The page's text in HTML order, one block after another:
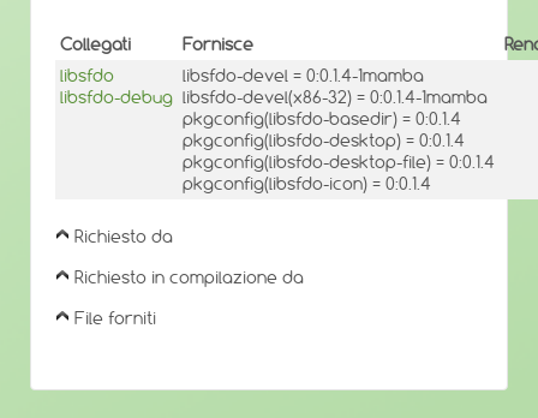
Collegati Fornisce
libsfdo
libsfdo-debug
libsfdo-devel = 0:0.1.4-1mamba
libsfdo-devel(x86-32) = 0:0.1.4-1mamba
pkgconfig(libsfdo-basedir) = 0:0.1.4
pkgconfig(libsfdo-desktop) = 0:0.1.4
pkgconfig(libsfdo-desktop-file) = 0:0.1.4
pkgconfig(libsfdo-icon) = 0:0.1.4
Richiesto da
Richiesto in compilazione da
File forniti